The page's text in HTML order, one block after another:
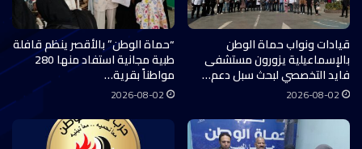
قيادات ونواب حماة الوطن
بالإسماعيلية يزورون مستشفى
فايد التخصصي لبحث سبل دعم…
2026-08-02
“حماة الوطن” بالأقصر ينظم قافلة
طبية مجانية استفاد منها 280
مواطناً بقرية…
2026-08-02